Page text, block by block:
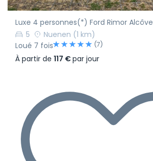
Luxe 4 personnes(*) Ford Rimor Alcôve
5
Nuenen (1 km)
Loué 7 fois
(7)
À partir de 117 €par jour